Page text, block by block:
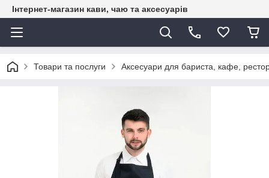
Інтернет-магазин кави, чаю та аксесуарів
Товари та послуги Аксесуари для бариста, кафе,